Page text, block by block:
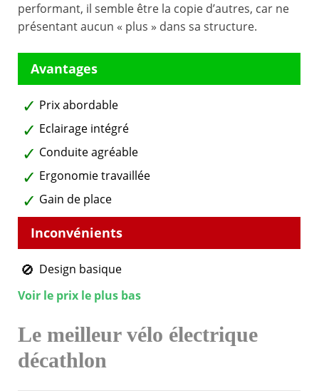
performant, il semble être la copie d’autres, car ne
présentant aucun « plus » dans sa structure.
Prix abordable
Eclairage intégré
Conduite agréable
Ergonomie travaillée
Gain de place
Design basique
Voir le prix le plus bas
Le meilleur vélo électrique
décathlon